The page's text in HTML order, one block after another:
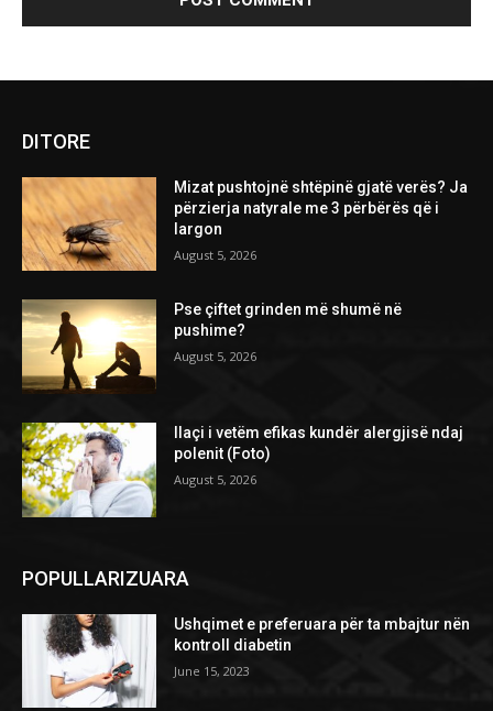
DITORE
Mizat pushtojnë shtëpinë gjatë verës? Ja
përzierja natyrale me 3 përbërës që i
largon
August 5, 2026
Pse çiftet grinden më shumë në
pushime?
August 5, 2026
Ilaçi i vetëm efikas kundër alergjisë ndaj
polenit (Foto)
August 5, 2026
POPULLARIZUARA
Ushqimet e preferuara për ta mbajtur nën
kontroll diabetin
June 15, 2023